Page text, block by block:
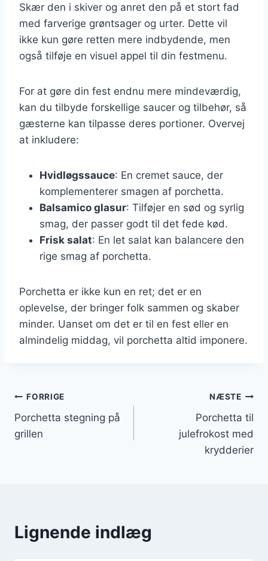
Skær den i skiver og anret den på et stort fad
med farverige grøntsager og urter. Dette vil
ikke kun gøre retten mere indbydende, men
også tilføje en visuel appel til din festmenu.
For at gøre din fest endnu mere mindeværdig,
kan du tilbyde forskellige saucer og tilbehør, så
gæsterne kan tilpasse deres portioner. Overvej
at inkludere:
Hvidløgssauce: En cremet sauce, der
komplementerer smagen af porchetta.
Balsamico glasur: Tilføjer en sød og syrlig
smag, der passer godt til det fede kød.
Frisk salat: En let salat kan balancere den
rige smag af porchetta.
Porchetta er ikke kun en ret; det er en
oplevelse, der bringer folk sammen og skaber
minder. Uanset om det er til en fest eller en
almindelig middag, vil porchetta altid imponere.
Indlægsnavigation
FORRIGE
Porchetta stegning på
grillen
NÆSTE
Porchetta til
julefrokost med
krydderier
Lignende indlæg